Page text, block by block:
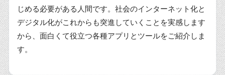
じめる必要がある人間です。社会のインターネット化と
デジタル化がこれからも突進していくことを実感します
から、面白くて役立つ各種アプリとツールをご紹介しま
す。